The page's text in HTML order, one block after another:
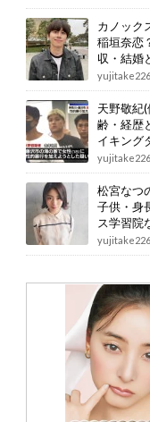
カノック
稲垣奈恋
収・結婚
とめ
yujitake226
天野敬紀
齢・経歴
イキング
捕もまとめ
yujitake226
松宮なつ
子供・身
ス学習院
yujitake226